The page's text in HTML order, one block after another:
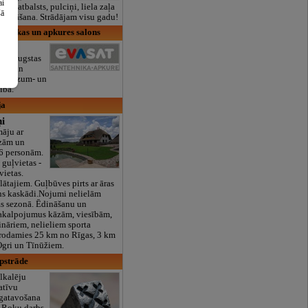
atbalsts, pulciņi, liela zaļa
Strādājam visu gadu!
un apkures salons
ir augstas
un
mazum- un
ar
un
personām.
guļvietas -
Guļbūves pirts ar āras
kaskādi.Nojumi nelielām
sezonā. Ēdināšanu un
kāzām, viesībām,
nelieliem sporta
25 km no Rīgas, 3 km
un Tīnūžiem.